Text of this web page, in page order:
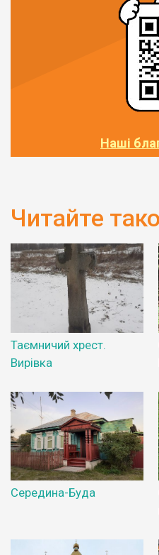
Наші
Читайте
Таємничий хрест.
Вирівка
Середина-Буда